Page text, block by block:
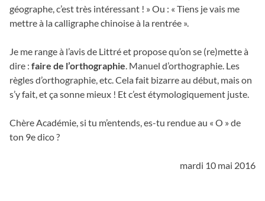
géographe, c’est très intéressant ! » Ou : « Tiens je vais me
mettre à la calligraphe chinoise à la rentrée ».
Je me range à l’avis de Littré et propose qu’on se (re)mette à
dire : faire de l’orthographie . Manuel d’orthographie. Les
règles d’orthographie, etc. Cela fait bizarre au début, mais on
s’y fait, et ça sonne mieux ! Et c’est étymologiquement juste.
Chère Académie, si tu m’entends, es-tu rendue au « O » de
ton 9e dico ?
mardi 10 mai 2016